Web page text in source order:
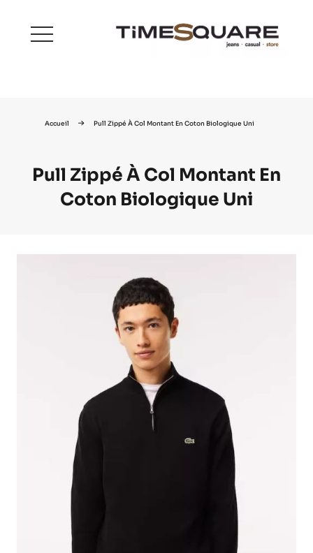
menu
Accueil Pull Zippé À Col Montant En Coton Biologique Uni
Pull Zippé À Col Montant En
Coton Biologique Uni